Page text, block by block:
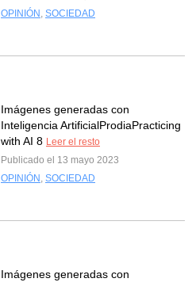
OPINIÓN , SOCIEDAD
Imágenes generadas con
Inteligencia ArtificialProdiaPracticing
with AI 8 Leer el resto
Publicado el 13 mayo 2023
OPINIÓN , SOCIEDAD
Imágenes generadas con